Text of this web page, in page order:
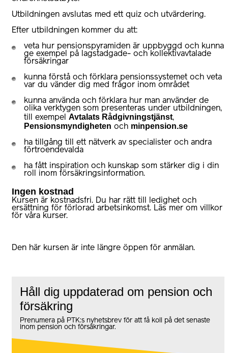
Utbildningen avslutas med ett quiz och utvärdering.
Efter utbildningen kommer du att:
veta hur pensionspyramiden är uppbyggd och kunna
ge exempel på lagstadgade- och kollektivavtalade
försäkringar
kunna förstå och förklara pensionssystemet och veta
var du vänder dig med frågor inom området
kunna använda och förklara hur man använder de
olika verktygen som presenteras under utbildningen,
till exempel Avtalats Rådgivningstjänst,
Pensionsmyndigheten och minpension.se
ha tillgång till ett nätverk av specialister och andra
förtroendevalda
ha fått inspiration och kunskap som stärker dig i din
roll inom försäkringsinformation.
Ingen kostnad
Kursen är kostnadsfri. Du har rätt till ledighet och
ersättning för förlorad arbetsinkomst. Läs mer om villkor
för våra kurser.
Den här kursen är inte längre öppen för anmälan.
Håll dig uppdaterad om pension och
försäkring
Prenumera på PTK:s nyhetsbrev för att få koll på det senaste
inom pension och försäkringar.